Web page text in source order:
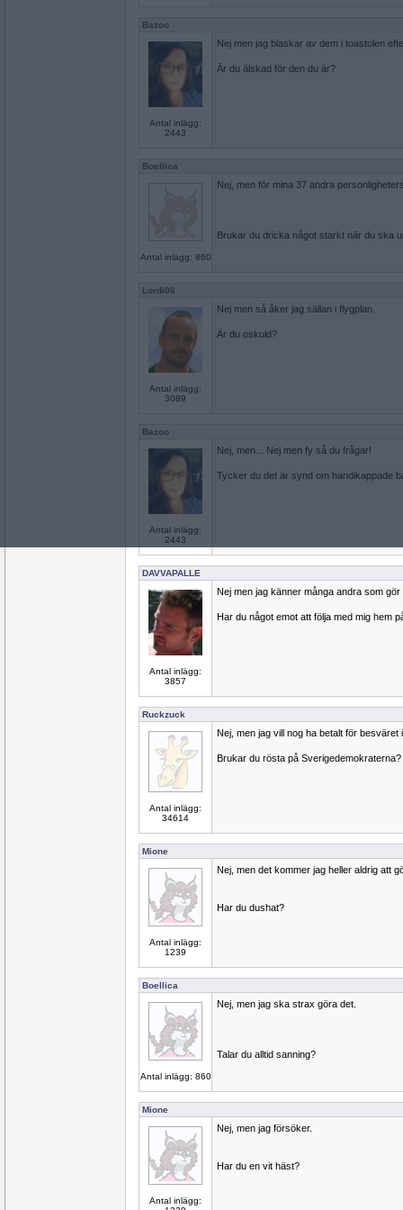
Bazoo
Antal inlägg:
2443
Nej men jag blaskar av dem i toastolen
Är du älskad för den du är?
Boellica
Antal inlägg: 860
Nej, men för mina 37 andra
Brukar du dricka något starkt när du ska
Lordi06
Antal inlägg:
3089
Nej men så åker jag sällan i flygplan.
Är du oskuld?
Bazoo
Antal inlägg:
2443
Nej, men... Nej men fy så du frågar!
Tycker du det är synd om handikappade
DAVVAPALLE
Antal inlägg:
3857
Nej men jag känner många andra som gör
Har du något emot att följa med mig hem
Ruckzuck
Antal inlägg:
34614
Nej, men jag vill nog ha betalt för besväret
Brukar du rösta på Sverigedemokraterna?
Mione
Antal inlägg:
1239
Nej, men det kommer jag heller aldrig att
Har du dushat?
Boellica
Antal inlägg: 860
Nej, men jag ska strax göra det.
Talar du alltid sanning?
Mione
Antal inlägg:
Nej, men jag försöker.
Har du en vit häst?